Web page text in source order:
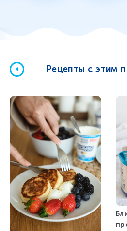
Рецепты с этим